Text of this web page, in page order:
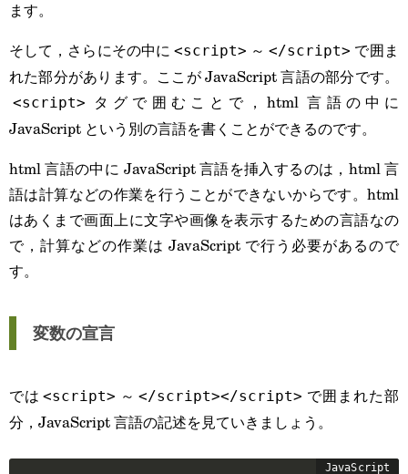
ます。
そして，さらにその中に <script> ～ </script> で囲ま
れた部分があります。ここが JavaScript 言語の部分です。
<script>
タグで囲むことで，html 言語の中に
JavaScript という別の言語を書くことができるのです。
html 言語の中に JavaScript 言語を挿入するのは，html 言
語は計算などの作業を行うことができないからです。html
はあくまで画面上に文字や画像を表示するための言語なの
で，計算などの作業は JavaScript で行う必要があるので
す。
変数の宣言
では <script> ～ </script></script> で囲まれた部
分，JavaScript 言語の記述を見ていきましょう。